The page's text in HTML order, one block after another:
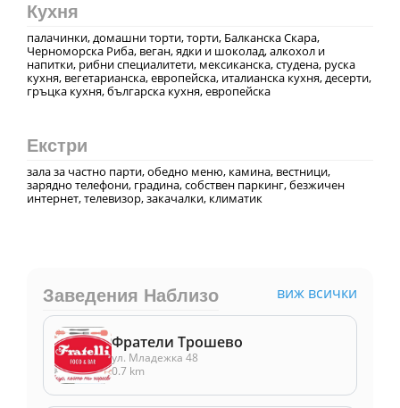
Кухня
палачинки, домашни торти, торти, Балканска Скара,
Черноморска Риба, веган, ядки и шоколад, алкохол и
напитки, рибни специалитети, мексиканска, студена, руска
кухня, вегeтарианска, европейска, италианска кухня, десерти,
гръцка кухня, българска кухня, европейска
Екстри
зала за частно парти, обедно меню, камина, вестници,
зарядно телефони, градина, собствен паркинг, безжичен
интернет, телевизор, закачалки, климатик
Заведения Наблизо виж всички
Фратели Трошево
ул. Младежка 48
0.7 km